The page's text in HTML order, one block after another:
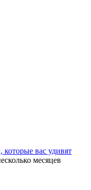
вас удивят
месяцев